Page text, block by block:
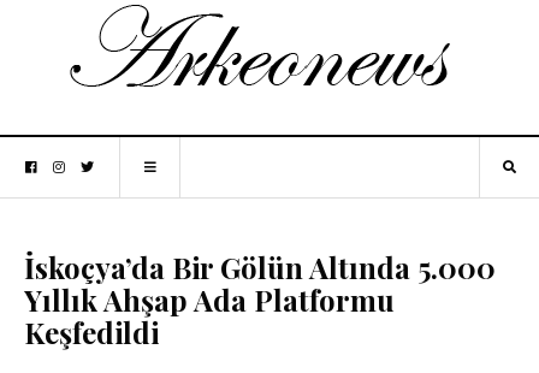
İskoçya’da Bir Gölün Altında 5.000
Yıllık Ahşap Ada Platformu
Keşfedildi